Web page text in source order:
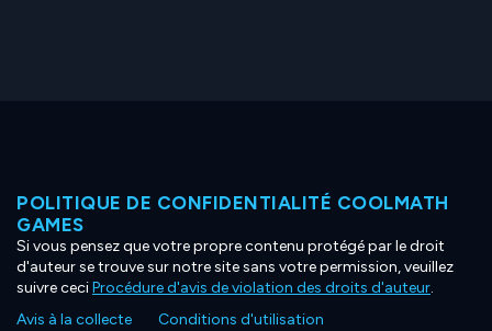
POLITIQUE DE CONFIDENTIALITÉ COOLMATH
GAMES
Si vous pensez que votre propre contenu protégé par le droit
d'auteur se trouve sur notre site sans votre permission, veuillez
suivre ceciProcédure d'avis de violation des droits d'auteur.
Avis à la collecte
Conditions d'utilisation